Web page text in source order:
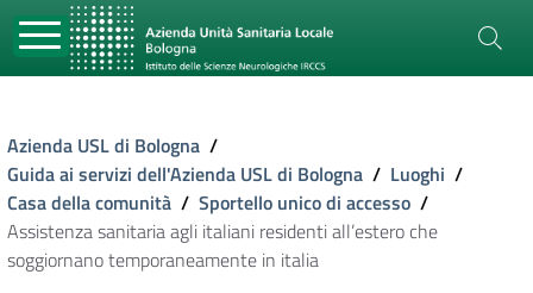
Azienda USL di Bologna /
Guida ai servizi dell'Azienda USL di Bologna / Luoghi /
Casa della comunità / Sportello unico di accesso /
Assistenza sanitaria agli italiani residenti all’estero che
soggiornano temporaneamente in italia